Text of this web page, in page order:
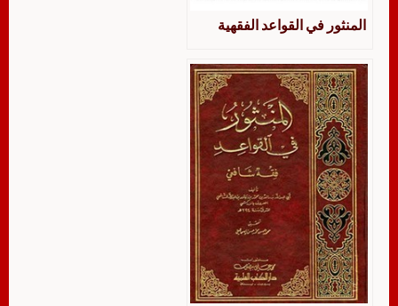
المنثور في القواعد الفقهية